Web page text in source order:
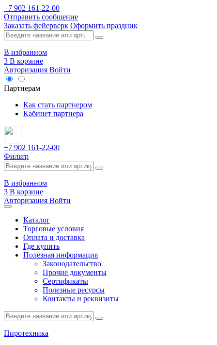
+7 902 161-22-00
Отправить сообщение
Заказать фейерверк Оформить праздник
В избранном
3 В корзине
Авторизация Войти
Партнерам
Как стать партнером
Кабинет партнера
+7 902 161-22-00
Фильтр
В избранном
3 В корзине
Авторизация Войти
Каталог
Торговые условия
Оплата и доставка
Где купить
Полезная информация
Законодательство
Прочие документы
Сертификаты
Полезные ресурсы
Контакты и реквизиты
Пиротехника